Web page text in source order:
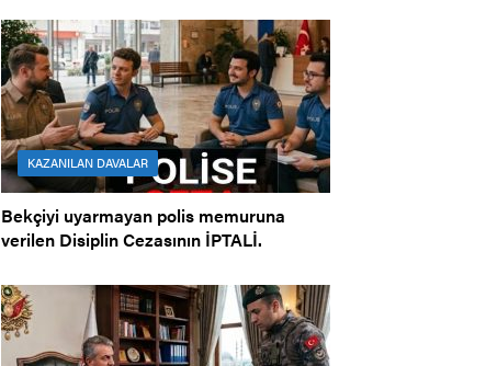
KAZANILAN DAVALAR
Bekçiyi uyarmayan polis memuruna
verilen Disiplin Cezasının İPTALİ.